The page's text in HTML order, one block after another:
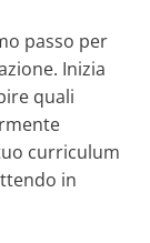
passo per
Inizia
quali
curriculum
in